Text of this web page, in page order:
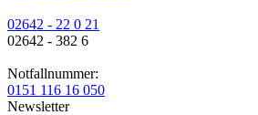
02642 - 22 0 21
02642 - 382 6
Notfallnummer:
0151 116 16 050
Newsletter